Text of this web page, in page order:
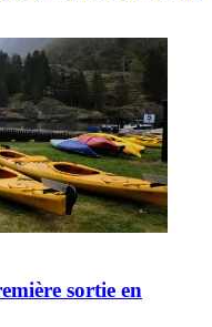
sortie en